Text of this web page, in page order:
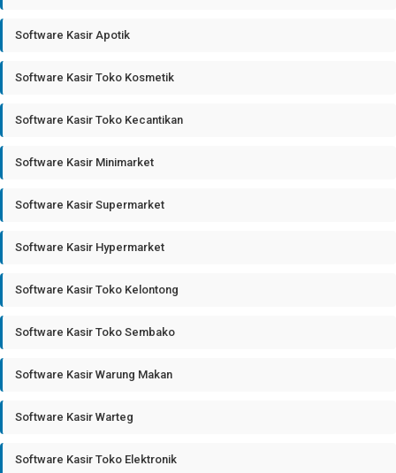
Software Kasir Apotik
Software Kasir Toko Kosmetik
Software Kasir Toko Kecantikan
Software Kasir Minimarket
Software Kasir Supermarket
Software Kasir Hypermarket
Software Kasir Toko Kelontong
Software Kasir Toko Sembako
Software Kasir Warung Makan
Software Kasir Warteg
Software Kasir Toko Elektronik